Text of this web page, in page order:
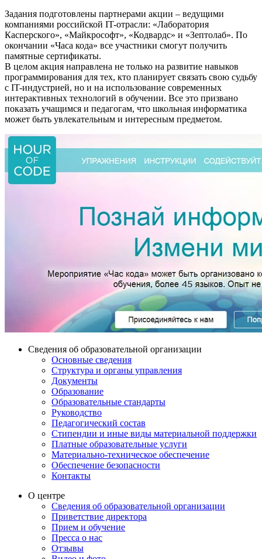
Задания подготовлены партнерами акции – ведущими
компаниями российской IT-отрасли: «Лаборатория
Касперского», «Майкрософт», «Кодвардс» и «Зептолаб». По
окончании «Часа кода» все участники смогут получить
памятные сертификаты.
В целом акция направлена не только на развитие навыков
программирования для тех, кто планирует связать свою судьбу
с IT-индустрией, но и на использование современных
интерактивных технологий в обучении. Все это призвано
показать учащимся и педагогам, что школьная информатика
может быть увлекательным и интересным предметом.
Сведения об образовательной организации
Основные сведения
Структура и органы управления
Документы
Образование
Образовательные стандарты
Руководство
Педагогический состав
Стипендии и иные виды материальной поддержки
Платные образовательные услуги
Материально-техническое обеспечение
Обеспечение безопасности
Контакты
О центре
Сведения об образовательной организации
Приветствие директора
Прием и обучение
Пресса о нас
Отзывы